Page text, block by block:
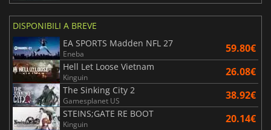
DISPONIBILI A BREVE
EA SPORTS Madden NFL 27
Eneba 59.80€
Hell Let Loose Vietnam
Kinguin 26.08€
The Sinking City 2
Gamesplanet US 38.92€
STEINS;GATE RE BOOT
Kinguin 20.14€